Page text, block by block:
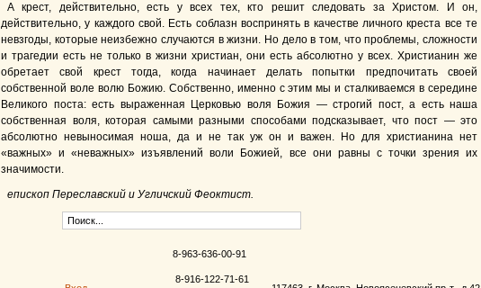
А крест, действительно, есть у всех тех, кто решит следовать за Христом. И он,
действительно, у каждого свой. Есть соблазн воспринять в качестве личного креста все те
невзгоды, которые неизбежно случаются в жизни. Но дело в том, что проблемы, сложности
и трагедии есть не только в жизни христиан, они есть абсолютно у всех. Христианин же
обретает свой крест тогда, когда начинает делать попытки предпочитать своей
собственной воле волю Божию. Собственно, именно с этим мы и сталкиваемся в середине
Великого поста: есть выраженная Церковью воля Божия — строгий пост, а есть наша
собственная воля, которая самыми разными способами подсказывает, что пост — это
абсолютно невыносимая ноша, да и не так уж он и важен. Но для христианина нет
«важных» и «неважных» изъявлений воли Божией, все они равны с точки зрения их
значимости.
епископ Переславский и Угличский Феоктист.
8-963-636-00-91
8-916-122-71-61